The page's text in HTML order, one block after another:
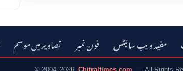
تصاویر میں موسم فون نمبر مفید ویب سائیٹس